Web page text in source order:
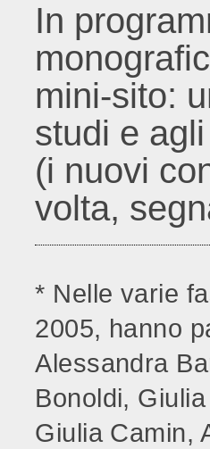
In
mini-sito:
studi e
(i nuovi
volta,
* Nelle varie
2005, hanno
Alessandra
Bonoldi,
Giulia Camin,